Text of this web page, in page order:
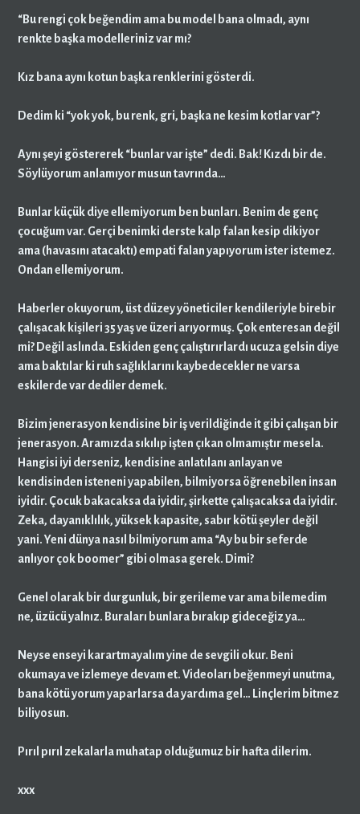
“Bu rengi çok beğendim ama bu model bana olmadı, aynı
renkte başka modelleriniz var mı?
Kız bana aynı kotun başka renklerini gösterdi.
Dedim ki “yok yok, bu renk, gri, başka ne kesim kotlar var”?
Aynı şeyi göstererek “bunlar var işte” dedi. Bak! Kızdı bir de.
Söylüyorum anlamıyor musun tavrında…
Bunlar küçük diye ellemiyorum ben bunları. Benim de genç
çocuğum var. Gerçi benimki derste kalp falan kesip dikiyor
ama (havasını atacaktı) empati falan yapıyorum ister istemez.
Ondan ellemiyorum.
Haberler okuyorum, üst düzey yöneticiler kendileriyle birebir
çalışacak kişileri 35 yaş ve üzeri arıyormuş. Çok enteresan değil
mi? Değil aslında. Eskiden genç çalıştırırlardı ucuza gelsin diye
ama baktılar ki ruh sağlıklarını kaybedecekler ne varsa
eskilerde var dediler demek.
Bizim jenerasyon kendisine bir iş verildiğinde it gibi çalışan bir
jenerasyon. Aramızda sıkılıp işten çıkan olmamıştır mesela.
Hangisi iyi derseniz, kendisine anlatılanı anlayan ve
kendisinden isteneni yapabilen, bilmiyorsa öğrenebilen insan
iyidir. Çocuk bakacaksa da iyidir, şirkette çalışacaksa da iyidir.
Zeka, dayanıklılık, yüksek kapasite, sabır kötü şeyler değil
yani. Yeni dünya nasıl bilmiyorum ama “Ay bu bir seferde
anlıyor çok boomer” gibi olmasa gerek. Dimi?
Genel olarak bir durgunluk, bir gerileme var ama bilemedim
ne, üzücü yalnız. Buraları bunlara bırakıp gideceğiz ya…
Neyse enseyi karartmayalım yine de sevgili okur. Beni
okumaya ve izlemeye devam et. Videoları beğenmeyi unutma,
bana kötü yorum yaparlarsa da yardıma gel… Linçlerim bitmez
biliyosun.
Pırıl pırıl zekalarla muhatap olduğumuz bir hafta dilerim.
xxx